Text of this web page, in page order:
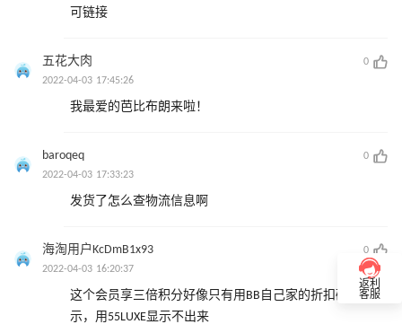
可链接
五花大肉
0
2022-04-03 17:45:26
我最爱的芭比布朗来啦！
baroqeq
0
2022-04-03 17:33:23
发货了怎么查物流信息啊
海淘用户KcDmB1x93
0
2022-04-03 16:20:37
这个会员享三倍积分好像只有用BB自己家的折扣码才会显
示，用55LUXE显示不出来
返利
客服